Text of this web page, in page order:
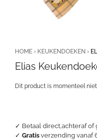
✓ Betaal direct,achteraf of
✓ Gratis verzending vanaf
HOME › KEUKENDOEKEN ›
Elias
Dit product is momenteel niet